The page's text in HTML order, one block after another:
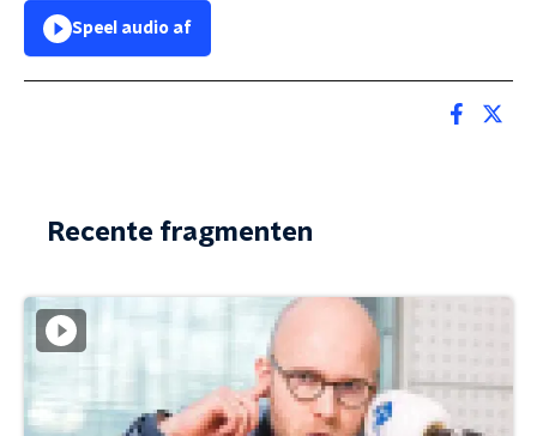
Speel audio af
Recente fragmenten